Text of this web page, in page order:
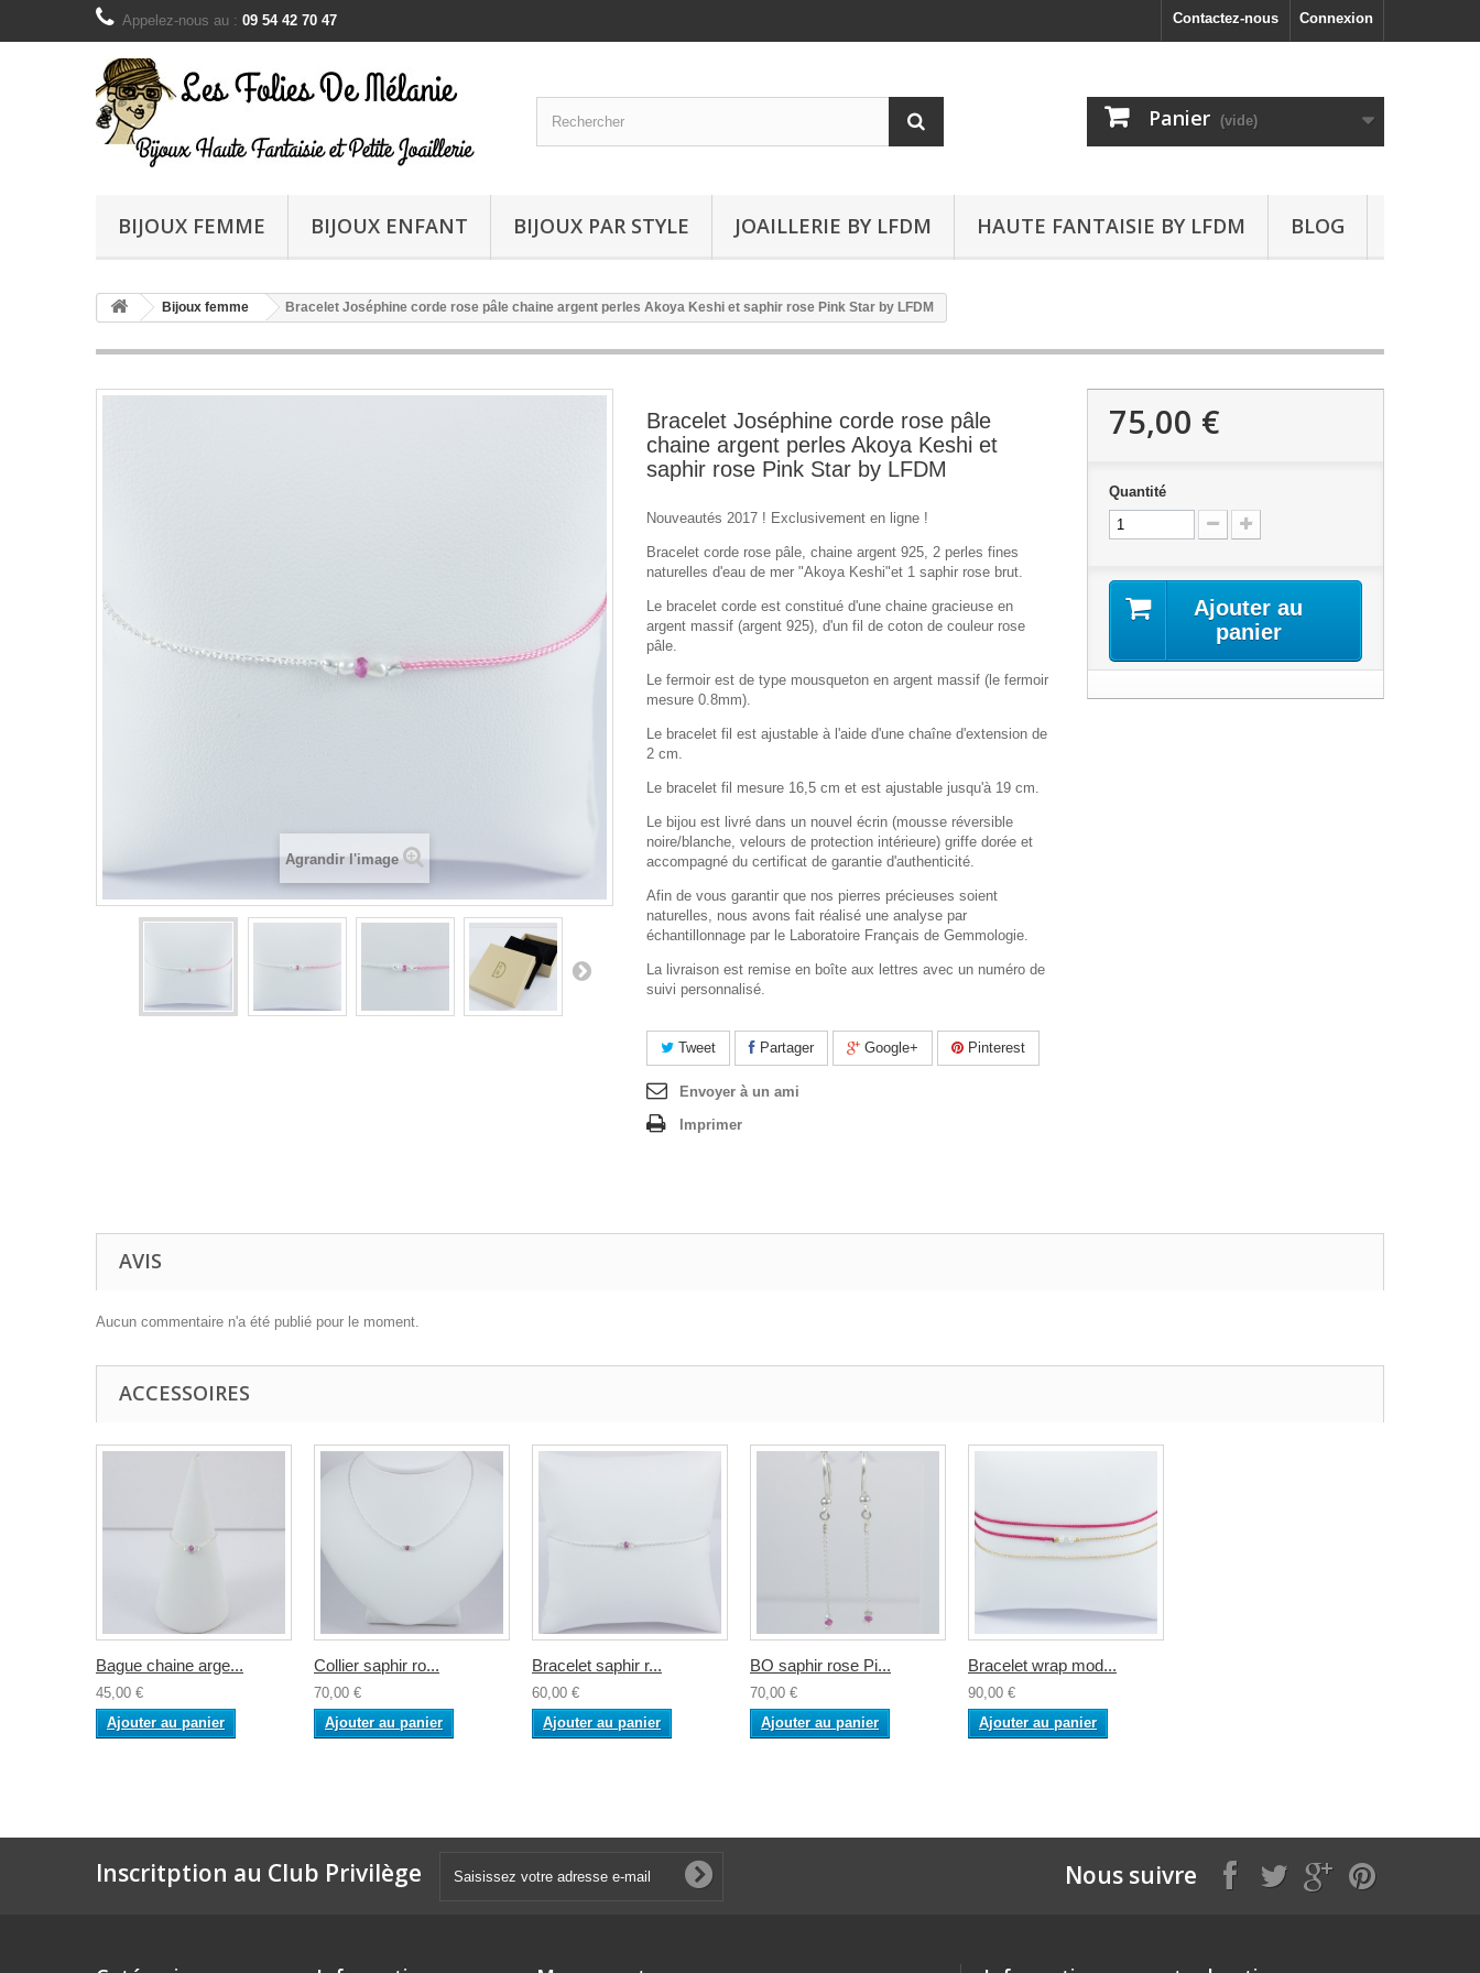
Connexion
Contactez-nous
Appelez-nous au : 09 54 42 70 47
Panier (vide)
BIJOUX FEMME BIJOUX ENFANT BIJOUX PAR STYLE JOAILLERIE BY LFDM HAUTE FANTAISIE BY LFDM BLOG
Bijoux femme Bracelet Joséphine corde rose pâle chaine argent perles Akoya Keshi et saphir rose Pink Star by LFDM
Agrandir l'image
Bracelet Joséphine corde rose pâle
chaine argent perles Akoya Keshi et
saphir rose Pink Star by LFDM
Nouveautés 2017 ! Exclusivement en ligne !
Bracelet corde rose pâle, chaine argent 925, 2 perles fines
naturelles d'eau de mer "Akoya Keshi"et 1 saphir rose brut.
Le bracelet corde est constitué d'une chaine gracieuse en
argent massif (argent 925), d'un fil de coton de couleur rose
pâle.
Le fermoir est de type mousqueton en argent massif (le fermoir
mesure 0.8mm).
Le bracelet fil est ajustable à l'aide d'une chaîne d'extension de
2 cm.
Le bracelet fil mesure 16,5 cm et est ajustable jusqu'à 19 cm.
Le bijou est livré dans un nouvel écrin (mousse réversible
noire/blanche, velours de protection intérieure) griffe dorée et
accompagné du certificat de garantie d'authenticité.
Afin de vous garantir que nos pierres précieuses soient
naturelles, nous avons fait réalisé une analyse par
échantillonnage par le Laboratoire Français de Gemmologie.
La livraison est remise en boîte aux lettres avec un numéro de
suivi personnalisé.
Tweet Partager Google+ Pinterest
Envoyer à un ami
Imprimer
75,00 €
Quantité
Ajouter au
panier
AVIS
Aucun commentaire n'a été publié pour le moment.
ACCESSOIRES
Bague chaine arge...
45,00 €
Ajouter au panier
Collier saphir ro...
70,00 €
Ajouter au panier
Bracelet saphir r...
60,00 €
Ajouter au panier
BO saphir rose Pi...
70,00 €
Ajouter au panier
Bracelet wrap mod...
90,00 €
Ajouter au panier
Inscritption au Club Privilège Nous suivre